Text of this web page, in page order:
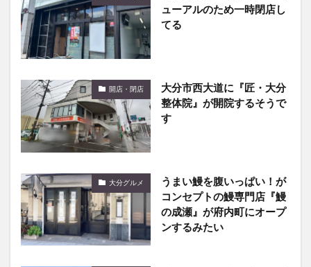
ューアルのため一時閉店し
てる
開店・閉店
大分市西大道に『匠・大分
整体院』が開院するそうで
す
大分グルメ
うまい鰻を腹いっぱい！が
コンセプトの鰻専門店『鰻
の成瀬』が府内町にオープ
ンするみたい